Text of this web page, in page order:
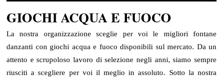
GIOCHI ACQUA E FUOCO
La nostra organizzazione sceglie per voi le migliori fontane
danzanti con giochi acqua e fuoco disponibili sul mercato. Da un
attento e scrupoloso lavoro di selezione negli anni, siamo sempre
riusciti a scegliere per voi il meglio in assoluto. Sotto la nostra